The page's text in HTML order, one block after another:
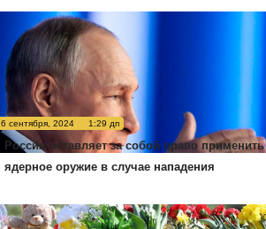
сентября, 2024 1:29 дп
Россия оставляет за собой право применить
ядерное оружие в случае нападения